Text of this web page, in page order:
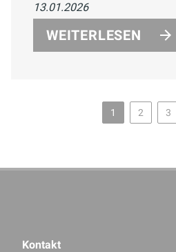
Reinigung, smartes
nachhaltige
zu einem neuen Maß
13.01.2026
WEITERLESEN
1 2 3
Kontakt